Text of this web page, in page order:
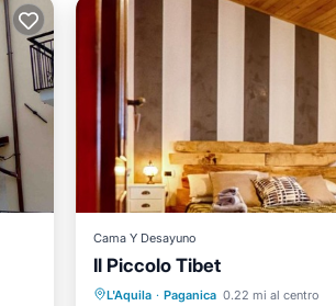
Cama Y Desayuno
Il Piccolo Tibet
L'Aquila · Paganica 0.22 mi al centro
Desayuno
Balcón/Terraza
Internet